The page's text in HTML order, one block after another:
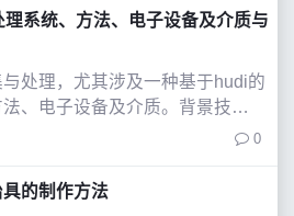
的问题，开门速干存在
系统、方法、电子设备及介质与
处理，尤其涉及一种基于hudi的
、电子设备及介质。背景技
理系统通常采用lambda架构构
采集和离线数据仓库为主，结
处
0
的制作方法